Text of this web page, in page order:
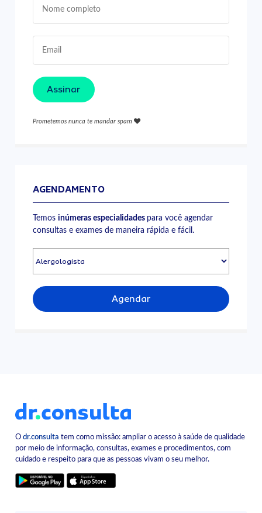
Assinar
Prometemos nunca te mandar spam
AGENDAMENTO
Temosinúmeras especialidades para você agendar
consultas e exames de maneira rápida e fácil.
Agendar
Odr.consulta tem como missão: ampliar o acesso à saúde de qualidade
por meio de informação, consultas, exames e procedimentos, com
cuidado e respeito para que as pessoas vivam o seu melhor.